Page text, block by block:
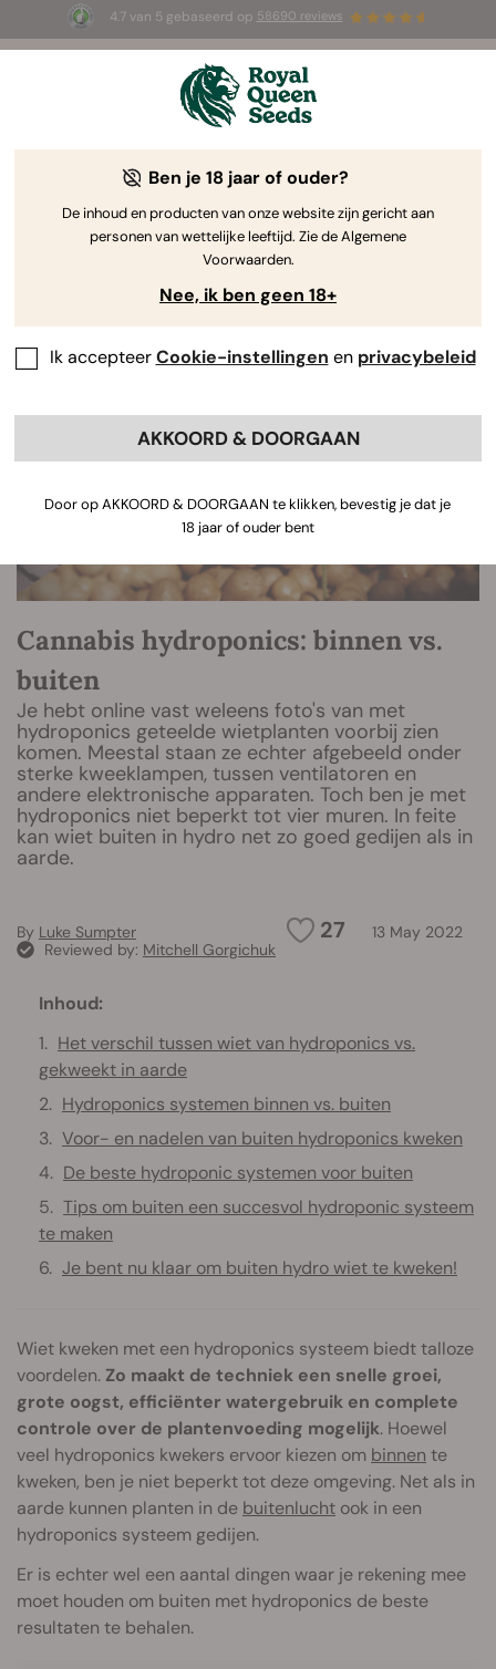
4.7 van 5 gebaseerd op 58690 reviews
☀️ Summer Sales: tot wel 50% korting
op geselecteerde producten! ⏤
The RQS Blog
Cannabis Lifestyle Blogs
Cannabis hydroponics: binnen vs.
buiten
Je hebt online vast weleens foto's van met
hydroponics geteelde wietplanten voorbij zien
komen. Meestal staan ze echter afgebeeld onder
sterke kweeklampen, tussen ventilatoren en
andere elektronische apparaten. Toch ben je met
hydroponics niet beperkt tot vier muren. In feite
kan wiet buiten in hydro net zo goed gedijen als in
aarde.
27 13 May 2022
By Luke Sumpter
Reviewed by: Mitchell Gorgichuk
Inhoud:
Het verschil tussen wiet van hydroponics vs.
gekweekt in aarde
Hydroponics systemen binnen vs. buiten
Voor- en nadelen van buiten hydroponics kweken
De beste hydroponic systemen voor buiten
Tips om buiten een succesvol hydroponic systeem
te maken
Je bent nu klaar om buiten hydro wiet te kweken!
Wiet kweken met een hydroponics systeem biedt talloze
voordelen. Zo maakt de techniek een snelle groei,
grote oogst, efficiënter watergebruik en complete
controle over de plantenvoeding mogelijk. Hoewel
veel hydroponics kwekers ervoor kiezen om binnen te
kweken, ben je niet beperkt tot deze omgeving. Net als in
aarde kunnen planten in de buitenlucht ook in een
hydroponics systeem gedijen.
Er is echter wel een aantal dingen waar je rekening mee
moet houden om buiten met hydroponics de beste
resultaten te behalen.
Ben je 18 jaar of ouder?
De inhoud en producten van onze website zijn gericht aan
personen van wettelijke leeftijd. Zie de Algemene
Voorwaarden.
Nee, ik ben geen 18+
Ik accepteerCookie-instellingen en privacybeleid
AKKOORD & DOORGAAN
Door op AKKOORD & DOORGAAN te klikken, bevestig je dat je
18 jaar of ouder bent